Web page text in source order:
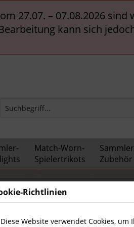
27.07. – 07.08.2026
kann sich
Match-Worn-
Spielertrikots
Zubehör
Fußball international
Richtlinien
Diese Website verwendet Cookies,